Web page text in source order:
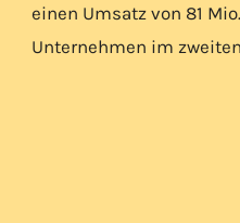
einen Umsatz von 81
Unternehmen im